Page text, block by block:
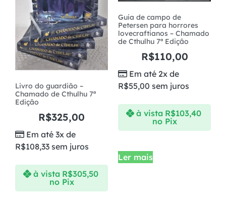
Livro do guardião –
Chamado de Cthulhu 7ª
Edição
R$325,00
Em até 3x de
R$108,33 sem juros
à vista R$305,50
no Pix
Guia de campo de
Petersen para horrores
lovecraftianos – Chamado
de Cthulhu 7ª Edição
R$110,00
Em até 2x de
R$55,00 sem juros
à vista R$103,40
no Pix
Ler mais